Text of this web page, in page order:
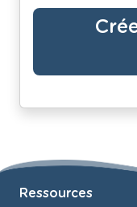
Ressources